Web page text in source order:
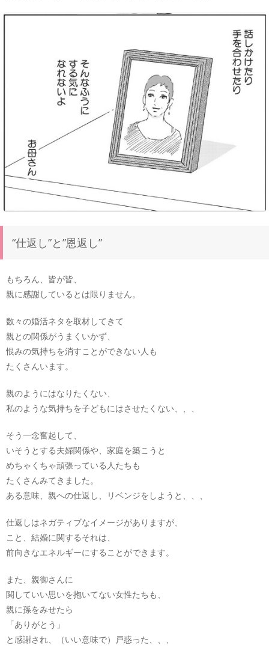
“仕返し”と”恩返し”
もちろん、皆が皆、
親に感謝しているとは限りません。
数々の婚活ネタを取材してきて
親との関係がうまくいかず、
恨みの気持ちを消すことができない人も
たくさんいます。
親のようにはなりたくない、
私のような気持ちを子どもにはさせたくない、、、
そう一念奮起して、
いそうとする夫婦関係や、家庭を築こうと
めちゃくちゃ頑張っている人たちも
たくさんみてきました。
ある意味、親への仕返し、リベンジをしようと、、、
仕返しはネガティブなイメージがありますが、
こと、結婚に関するそれは、
前向きなエネルギーにすることができます。
また、親御さんに
関していい思いを抱いてない女性たちも、
親に孫をみせたら
「ありがとう」
と感謝され、（いい意味で）戸惑った、、、